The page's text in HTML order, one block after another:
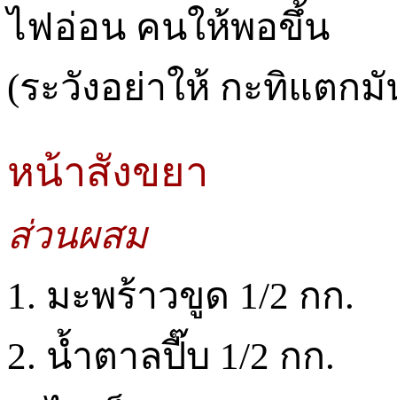
ไฟอ่อน คนให้พอขึ้น
(ระวังอย่าให้ กะทิแตก
หน้าสังขยา
ส่วนผสม
1. มะพร้าวขูด 1/2 กก.
2. น้ำตาลปี๊บ 1/2 กก.